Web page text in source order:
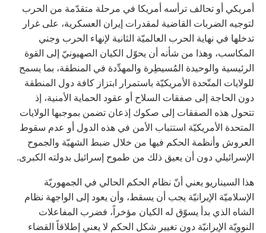
أمريكي أو تحالف ترأسه أمريكا في مرحلة متقدّمة من الحرب
لتوجيه الضربات القاضية لمقدرات إيران العسكرية، على غرار
تدخلها في نهاية الحرب العالميّة الثانية لإنهاء الحرب وجني
المكاسب، وهذا من شأنه أن يحوّل الكيان الصهيونيّ إلى القوة
الرئيسية والوحيدة المُسيطِرة والمهدِّدة في المنطقة، بما يسمح
للولايات المتّحدة الأمريكيّة باستمرار ابتزاز كافة دول المنطقة
دون الحاجة إلى صفقات السلاح أو عقود الحماية الأمنية، إذ
تتحول هذه الصفقات إلى صكوك إذعان تضمن بموجبها الولايات
المتحدة الأمريكيّة استتباب الأمن في هذه الدول أو عدم سقوط
العروش وأنظمة الحكم فيها من خلال ضبط الشهيّة والجموح
الإسرائيلي دون أن يعيق ذلك من طموح إسرائيل بدولته الكبرى.
هذا السيناريو يعني أنّ نظام الحكم الحالي في الجمهوريّة
الإسلاميّة الإيرانيّة يجب أن يسقط، وأن يعود إلى الواجهة نظام
الشاه الذي بدأ يسوّق له الكيان مؤخراً، فضرب المفاعلات
النوويّة الإيرانيّة دون تغيير شكل الحكم لا يعني إطلاقاً القضاء